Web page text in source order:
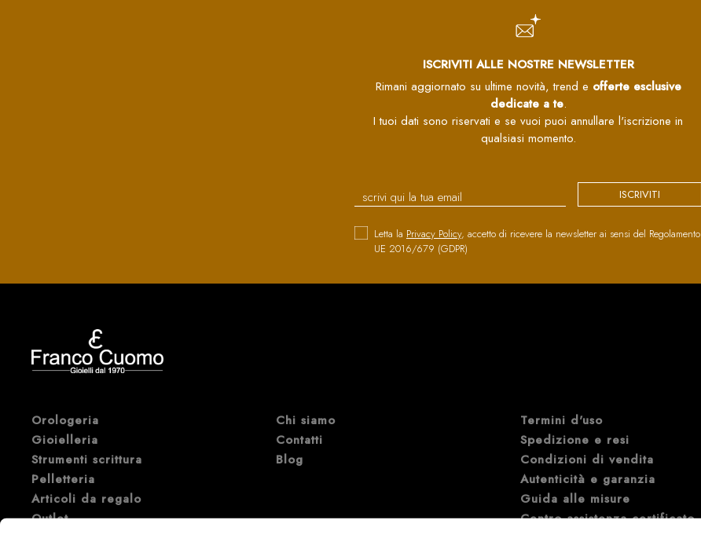
ISCRIVITI ALLE NOSTRE NEWSLETTER
Rimani aggiornato su ultime novità, trend e offerte esclusive
dedicate a te.
I tuoi dati sono riservati e se vuoi puoi annullare l'iscrizione in
qualsiasi momento.
ISCRIVITI
Letta la Privacy Policy, accetto di ricevere la newsletter ai sensi del Regolamento
UE 2016/679 (GDPR)
Orologeria
Gioielleria
Strumenti scrittura
Pelletteria
Articoli da regalo
Outlet
Chi siamo
Contatti
Blog
Termini d'uso
Spedizione e resi
Condizioni di vendita
Autenticità e garanzia
Guida alle misure
Centro assistenza certificato